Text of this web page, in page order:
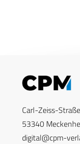
Carl-Zeiss-
53340
digital@cpm-